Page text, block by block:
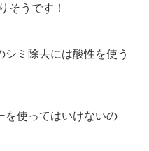
そうです！
シミ除去には酸性を使う
を使ってはいけないの